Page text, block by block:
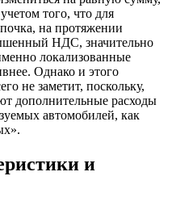
того, что для
на протяжении
НДС, значительно
локализованные
Однако и этого
не заметит, поскольку,
дополнительные расходы
автомобилей, как
и